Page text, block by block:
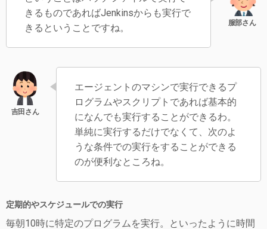
きるものであればJenkinsからも実行で
きるということですね。
エージェントのマシンで実行できるプ
ログラムやスクリプトであれば基本的
になんでも実行することができるわ。
単純に実行するだけでなくて、次のよ
うな条件での実行をすることができる
のが便利なところね。
定期的やスケジュールでの実行
毎朝10時に特定のプログラムを実行。といったように時間